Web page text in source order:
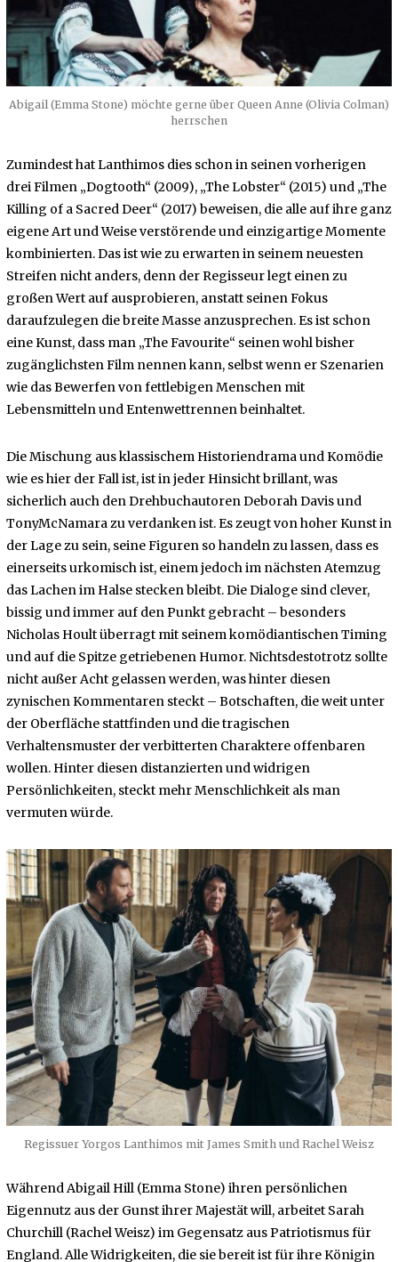
Abigail (Emma Stone) möchte gerne über Queen Anne (Olivia Colman)
herrschen
Zumindest hat Lanthimos dies schon in seinen vorherigen
drei Filmen „Dogtooth“ (2009), „The Lobster“ (2015) und „The
Killing of a Sacred Deer“ (2017) beweisen, die alle auf ihre ganz
eigene Art und Weise verstörende und einzigartige Momente
kombinierten. Das ist wie zu erwarten in seinem neuesten
Streifen nicht anders, denn der Regisseur legt einen zu
großen Wert auf ausprobieren, anstatt seinen Fokus
daraufzulegen die breite Masse anzusprechen. Es ist schon
eine Kunst, dass man „The Favourite“ seinen wohl bisher
zugänglichsten Film nennen kann, selbst wenn er Szenarien
wie das Bewerfen von fettlebigen Menschen mit
Lebensmitteln und Entenwettrennen beinhaltet.
Die Mischung aus klassischem Historiendrama und Komödie
wie es hier der Fall ist, ist in jeder Hinsicht brillant, was
sicherlich auch den Drehbuchautoren Deborah Davis und
TonyMcNamara zu verdanken ist. Es zeugt von hoher Kunst in
der Lage zu sein, seine Figuren so handeln zu lassen, dass es
einerseits urkomisch ist, einem jedoch im nächsten Atemzug
das Lachen im Halse stecken bleibt. Die Dialoge sind clever,
bissig und immer auf den Punkt gebracht – besonders
Nicholas Hoult überragt mit seinem komödiantischen Timing
und auf die Spitze getriebenen Humor. Nichtsdestotrotz sollte
nicht außer Acht gelassen werden, was hinter diesen
zynischen Kommentaren steckt – Botschaften, die weit unter
der Oberfläche stattfinden und die tragischen
Verhaltensmuster der verbitterten Charaktere offenbaren
wollen. Hinter diesen distanzierten und widrigen
Persönlichkeiten, steckt mehr Menschlichkeit als man
vermuten würde.
Regissuer Yorgos Lanthimos mit James Smith und Rachel Weisz
Während Abigail Hill (Emma Stone) ihren persönlichen
Eigennutz aus der Gunst ihrer Majestät will, arbeitet Sarah
Churchill (Rachel Weisz) im Gegensatz aus Patriotismus für
England. Alle Widrigkeiten, die sie bereit ist für ihre Königin